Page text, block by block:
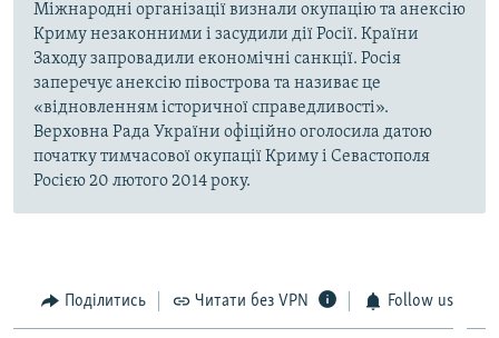
Міжнародні організації визнали окупацію та анексію
Криму незаконними і засудили дії Росії. Країни
Заходу запровадили економічні санкції. Росія
заперечує анексію півострова та називає це
«відновленням історичної справедливості».
Верховна Рада України офіційно оголосила датою
початку тимчасової окупації Криму і Севастополя
Росією 20 лютого 2014 року.
Поділитись Читати без VPN Follow us